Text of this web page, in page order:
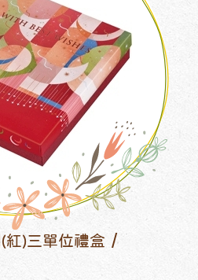
紅)三單位禮盒